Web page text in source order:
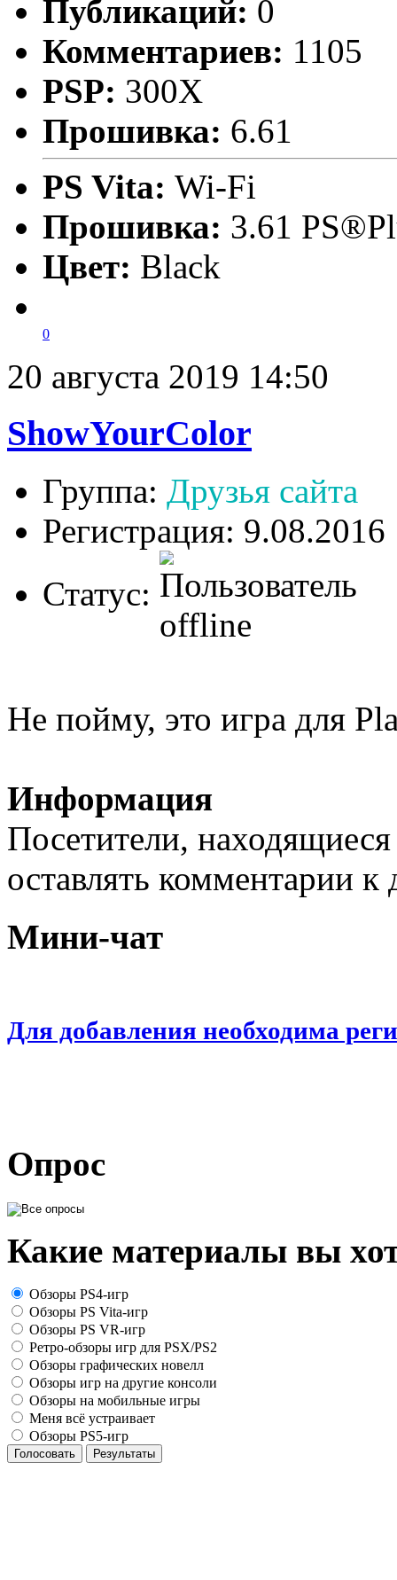
Публикаций: 0
Комментариев: 1105
PSP: 300X
Прошивка: 6.61
PS Vita: Wi-Fi
Прошивка: 3.61
Цвет: Black
0
20 августа 2019 14:50
ShowYourColor
Группа: Друзья сайта
Регистрация: 9.08.2016
Статус:
Не пойму, это игра для
Информация
Посетители,
оставлять комментарии
Мини-чат
Для добавления необходима
Опрос
Какие материалы вы
Обзоры PS4-игр
Обзоры PS Vita-игр
Обзоры PS VR-игр
Ретро-обзоры игр для PSX/PS2
Обзоры графических новелл
Обзоры игр на другие консоли
Обзоры на мобильные игры
Меня всё устраивает
Обзоры PS5-игр
Голосовать Результаты